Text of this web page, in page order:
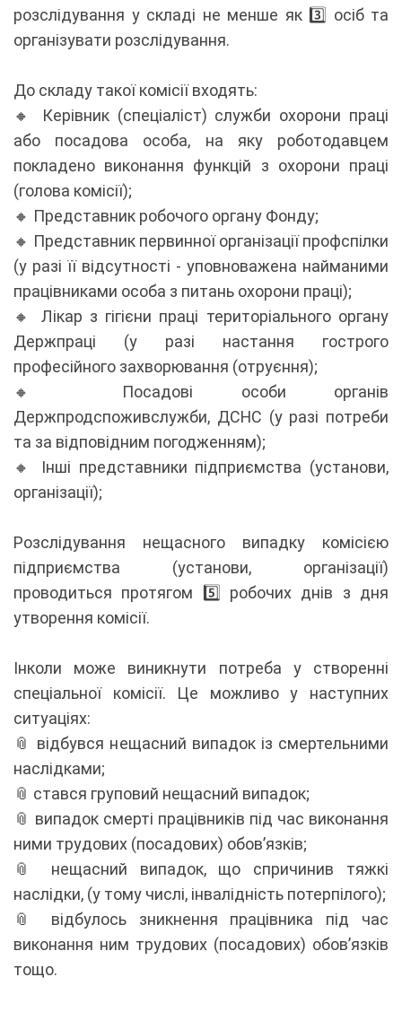
розслідування у складі не менше як 3️⃣ осіб та
організувати розслідування.
До складу такої комісії входять:
🔸 Керівник (спеціаліст) служби охорони праці
або посадова особа, на яку роботодавцем
покладено виконання функцій з охорони праці
(голова комісії);
🔸 Представник робочого органу Фонду;
🔸 Представник первинної організації профспілки
(у разі її відсутності - уповноважена найманими
працівниками особа з питань охорони праці);
🔸 Лікар з гігієни праці територіального органу
Держпраці (у разі настання гострого
професійного захворювання (отруєння);
🔸 Посадові особи органів
Держпродспоживслужби, ДСНС (у разі потреби
та за відповідним погодженням);
🔸 Інші представники підприємства (установи,
організації);
Розслідування нещасного випадку комісією
підприємства (установи, організації)
проводиться протягом 5️⃣ робочих днів з дня
утворення комісії.
Інколи може виникнути потреба у створенні
спеціальної комісії. Це можливо у наступних
ситуаціях:
📎 відбувся нещасний випадок із смертельними
наслідками;
📎 стався груповий нещасний випадок;
📎 випадок смерті працівників під час виконання
ними трудових (посадових) обов’язків;
📎 нещасний випадок, що спричинив тяжкі
наслідки, (у тому числі, інвалідність потерпілого);
📎 відбулось зникнення працівника під час
виконання ним трудових (посадових) обов’язків
тощо.